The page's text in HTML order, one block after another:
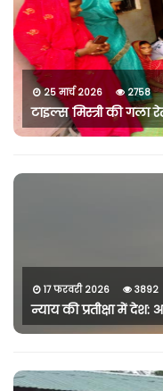
25 मार्च 2026 2758
टाइल्स मिस्त्री की गला
17 फरवरी 2026 3892
न्याय की प्रतीक्षा में